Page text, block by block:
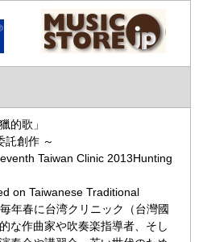
的歌」
託創作 ～
Taiwan Clinic 2013Hunting
on Taiwanese Traditional
年春に台湾クリニック（台灣國
な作曲家や吹奏楽指導者、そし